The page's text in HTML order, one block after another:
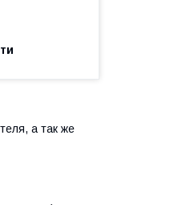
а так же